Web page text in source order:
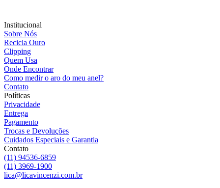
Institucional
Sobre Nós
Recicla Ouro
Clipping
Quem Usa
Onde Encontrar
Como medir o aro do meu anel?
Contato
Políticas
Privacidade
Entrega
Pagamento
Trocas e Devoluções
Cuidados Especiais e Garantia
Contato
(11) 94536-6859
(11) 3969-1900
lica@licavincenzi.com.br